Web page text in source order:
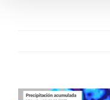
Ver